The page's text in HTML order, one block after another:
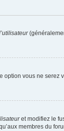
option vous ne
et modifiez le
membres du